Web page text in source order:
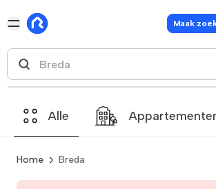
Maak
Alle
Home Breda